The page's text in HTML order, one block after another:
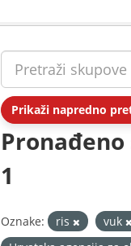
Prikaži napredno
1
Oznake: ris vuk